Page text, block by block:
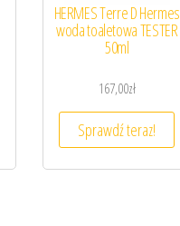
HERMES Terre D Hermes
woda toaletowa TESTER
50ml
167,00zł
Sprawdź teraz!